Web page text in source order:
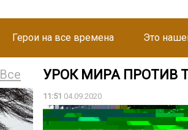
Герои на все времена Это
Все УРОК МИРА ПРОТИВ
11:51 04.09.2020